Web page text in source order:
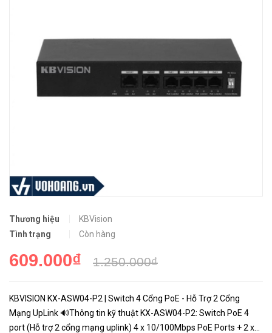
Thương hiệu
KBVision
Tình trạng
Còn hàng
609.000₫ 1.250.000₫
KBVISION KX-ASW04-P2 | Switch 4 Cổng PoE - Hỗ Trợ 2 Cổng
Mạng UpLink 🔊Thông tin kỹ thuật KX-ASW04-P2: Switch PoE 4
port (Hỗ trợ 2 cổng mạng uplink) 4 x 10/100Mbps PoE Ports + 2 x